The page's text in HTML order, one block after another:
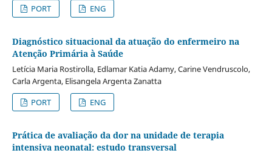
PORT
ENG
Diagnóstico situacional da atuação do enfermeiro na
Atenção Primária à Saúde
Letícia Maria Rostirolla, Edlamar Katia Adamy, Carine Vendruscolo,
Carla Argenta, Elisangela Argenta Zanatta
PORT
ENG
Prática de avaliação da dor na unidade de terapia
intensiva neonatal: estudo transversal